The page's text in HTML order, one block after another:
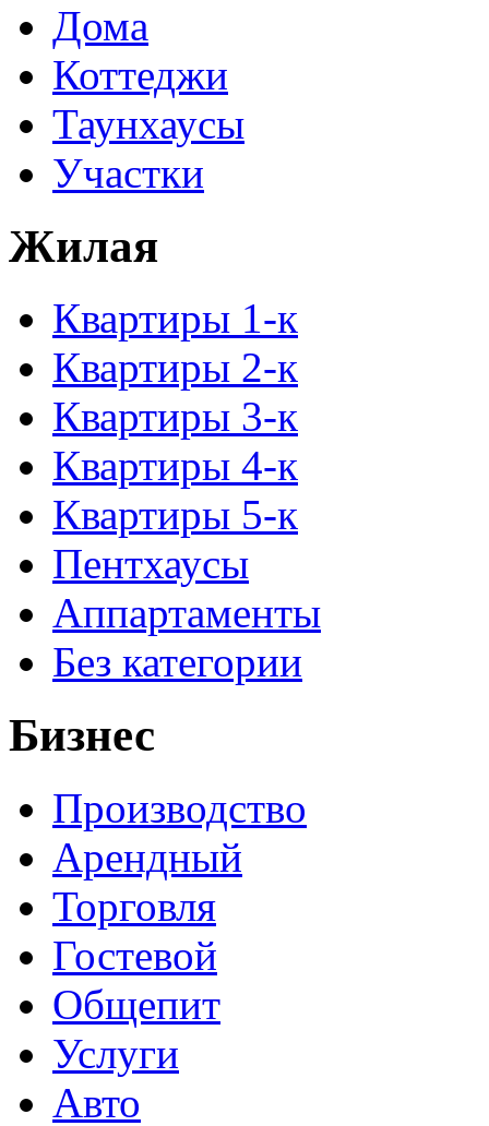
Дома
Коттеджи
Таунхаусы
Участки
Жилая
Квартиры 1-к
Квартиры 2-к
Квартиры 3-к
Квартиры 4-к
Квартиры 5-к
Пентхаусы
Аппартаменты
Без категории
Бизнес
Производство
Арендный
Торговля
Гостевой
Общепит
Услуги
Авто